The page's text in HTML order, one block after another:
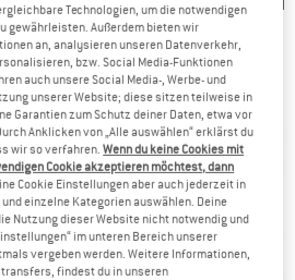
- Schwimmbrille
Technologien, um die notwendigen
gewährleisten. Außerdem bieten wir
an, analysieren unseren Datenverkehr,
bzw. Social Media-Funktionen
auch unsere Social Media-, Werbe- und
unserer Website; diese sitzen teilweise in
Garantien zum Schutz deiner Daten, etwa vor
Anklicken von „Alle auswählen“ erklärst du
wir so verfahren.Wenn du keine Cookies mit
Cookie akzeptieren möchtest, dann
Cookie Einstellungen aber auch jederzeit in
einzelne Kategorien auswählen. Deine
Nutzung dieser Website nicht notwendig und
im unteren Bereich unserer
vergeben werden. Weitere Informationen,
findest du in unseren